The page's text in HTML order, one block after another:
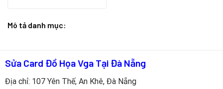
Mô tả danh mục:
Sửa Card Đồ Họa Vga Tại Đà Nẵng
Địa chỉ: 107 Yên Thế, An Khê, Đà Nẵng